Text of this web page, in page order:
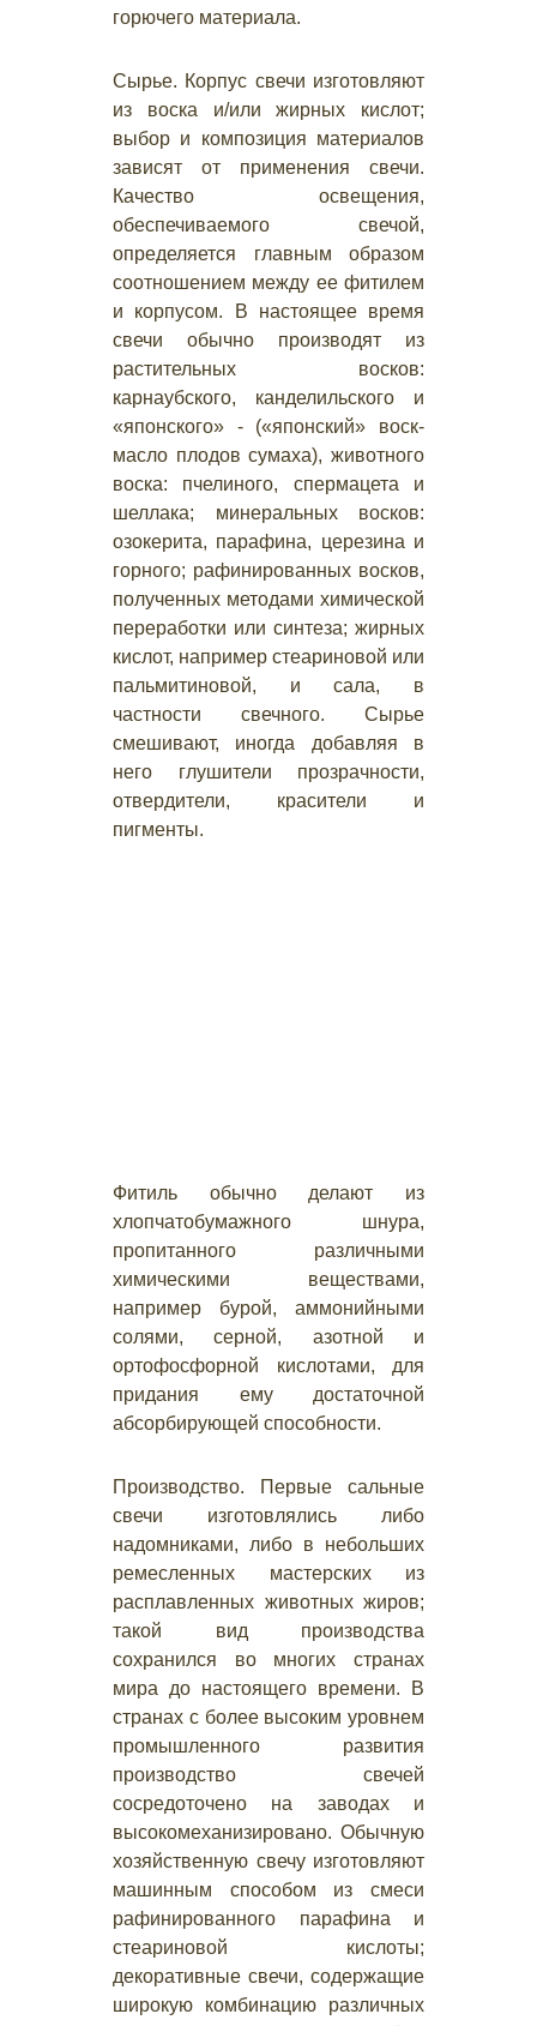
горючего материала.
Сырье. Корпус свечи изготовляют
из воска и/или жирных кислот;
выбор и композиция материалов
зависят от применения свечи.
Качество освещения,
обеспечиваемого свечой,
определяется главным образом
соотношением между ее фитилем
и корпусом. В настоящее время
свечи обычно производят из
растительных восков:
карнаубского, канделильского и
«японского» - («японский» воск-
масло плодов сумаха), животного
воска: пчелиного, спермацета и
шеллака; минеральных восков:
озокерита, парафина, церезина и
горного; рафинированных восков,
полученных методами химической
переработки или синтеза; жирных
кислот, например стеариновой или
пальмитиновой, и сала, в
частности свечного. Сырье
смешивают, иногда добавляя в
него глушители прозрачности,
отвердители, красители и
пигменты.
Фитиль обычно делают из
хлопчатобумажного шнура,
пропитанного различными
химическими веществами,
например бурой, аммонийными
солями, серной, азотной и
ортофосфорной кислотами, для
придания ему достаточной
абсорбирующей способности.
Производство. Первые сальные
свечи изготовлялись либо
надомниками, либо в небольших
ремесленных мастерских из
расплавленных животных жиров;
такой вид производства
сохранился во многих странах
мира до настоящего времени. В
странах с более высоким уровнем
промышленного развития
производство свечей
сосредоточено на заводах и
высокомеханизировано. Обычную
хозяйственную свечу изготовляют
машинным способом из смеси
рафинированного парафина и
стеариновой кислоты;
декоративные свечи, содержащие
широкую комбинацию различных